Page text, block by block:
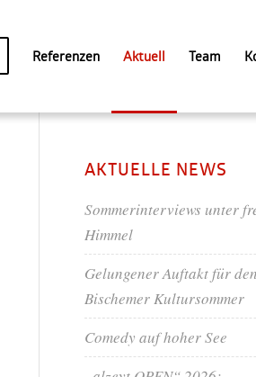
Referenzen Aktuell Team
AKTUELLE NEWS
Sommerinterviews unter
Himmel
Gelungener Auftakt für
Bischemer Kultursommer
Comedy auf hoher See